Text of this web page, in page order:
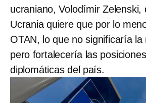
ucraniano, Volodímir Zelenski,
Ucrania quiere que por lo
OTAN, lo que no significaría
pero fortalecería las
diplomáticas del país.